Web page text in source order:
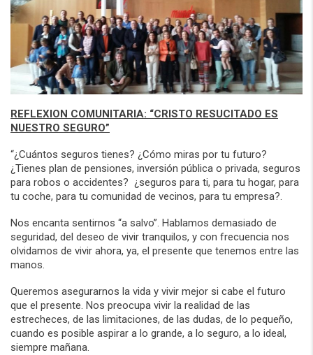
REFLEXION COMUNITARIA: “CRISTO RESUCITADO ES
NUESTRO SEGURO”
“¿Cuántos seguros tienes? ¿Cómo miras por tu futuro?
¿Tienes plan de pensiones, inversión pública o privada, seguros
para robos o accidentes? ¿seguros para ti, para tu hogar, para
tu coche, para tu comunidad de vecinos, para tu empresa?.
Nos encanta sentirnos “a salvo”. Hablamos demasiado de
seguridad, del deseo de vivir tranquilos, y con frecuencia nos
olvidamos de vivir ahora, ya, el presente que tenemos entre las
manos.
Queremos asegurarnos la vida y vivir mejor si cabe el futuro
que el presente. Nos preocupa vivir la realidad de las
estrecheces, de las limitaciones, de las dudas, de lo pequeño,
cuando es posible aspirar a lo grande, a lo seguro, a lo ideal,
siempre mañana.